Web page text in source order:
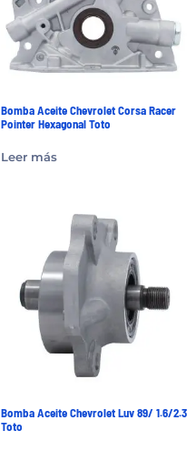
Bomba Aceite Chevrolet Corsa Racer
Pointer Hexagonal Toto
Leer más
Bomba Aceite Chevrolet Luv 89/ 1.6/2.3
Toto